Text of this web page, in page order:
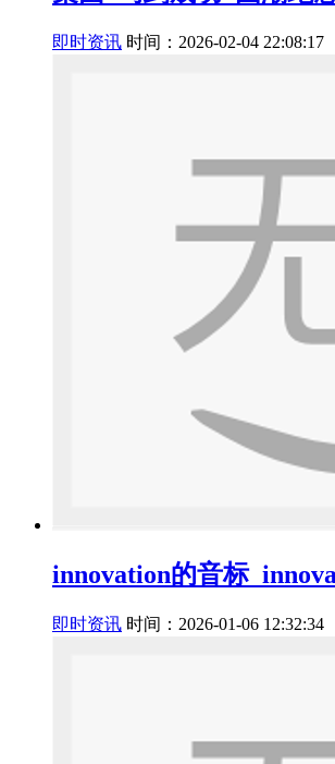
即时资讯 时间：2026-02-04 22:08:17
innovation的音标
即时资讯 时间：2026-01-06 12:32:34